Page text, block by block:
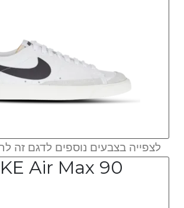
לצפייה בצבעים נוספים לדגם זה
Air Max 90